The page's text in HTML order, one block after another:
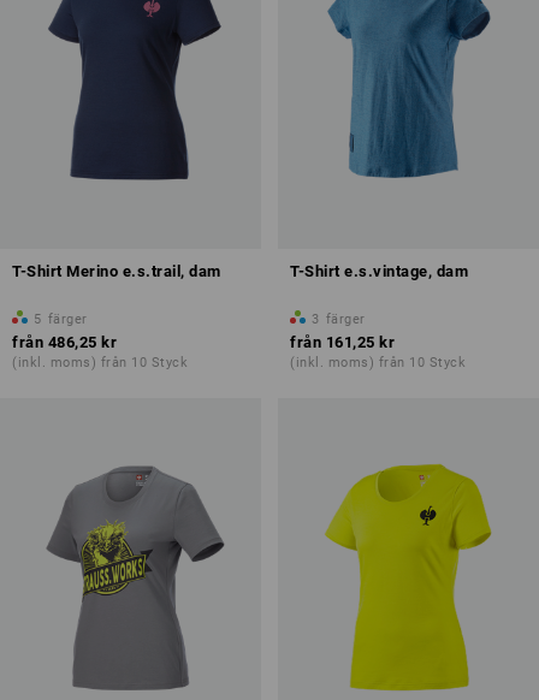
T-Shirt Merino e.s.trail, dam
5 färger
från 486,25 kr
(inkl. moms) från 10 Styck
T-Shirt e.s.vintage, dam
3 färger
från 161,25 kr
(inkl. moms) från 10 Styck